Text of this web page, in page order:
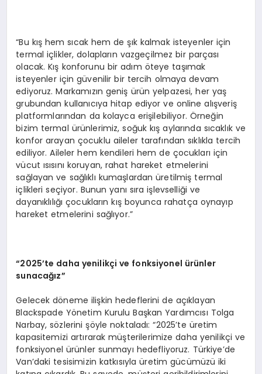
“Bu kış hem sıcak hem de şık kalmak isteyenler için
termal içlikler, dolapların vazgeçilmez bir parçası
olacak. Kış konforunu bir adım öteye taşımak
isteyenler için güvenilir bir tercih olmaya devam
ediyoruz. Markamızın geniş ürün yelpazesi, her yaş
grubundan kullanıcıya hitap ediyor ve online alışveriş
platformlarından da kolayca erişilebiliyor. Örneğin
bizim termal ürünlerimiz, soğuk kış aylarında sıcaklık ve
konfor arayan çocuklu aileler tarafından sıklıkla tercih
ediliyor. Aileler hem kendileri hem de çocukları için
vücut ısısını koruyan, rahat hareket etmelerini
sağlayan ve sağlıklı kumaşlardan üretilmiş termal
içlikleri seçiyor. Bunun yanı sıra işlevselliği ve
dayanıklılığı çocukların kış boyunca rahatça oynayıp
hareket etmelerini sağlıyor.”
“2025’te daha yenilikçi ve fonksiyonel ürünler
sunacağız”
Gelecek döneme ilişkin hedeflerini de açıklayan
Blackspade Yönetim Kurulu Başkan Yardımcısı Tolga
Narbay, sözlerini şöyle noktaladı: “2025’te üretim
kapasitemizi artırarak müşterilerimize daha yenilikçi ve
fonksiyonel ürünler sunmayı hedefliyoruz. Türkiye’de
Van’daki tesisimizin katkısıyla üretim gücümüzü iki